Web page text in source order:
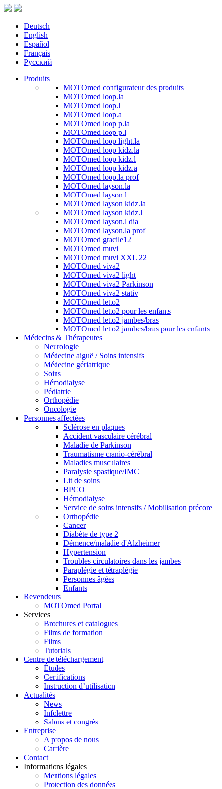
Deutsch
English
Español
Français
Русский
Produits
MOTOmed configurateur des produits
MOTOmed loop.la
MOTOmed loop.l
MOTOmed loop.a
MOTOmed loop p.la
MOTOmed loop p.l
MOTOmed loop light.la
MOTOmed loop kidz.la
MOTOmed loop kidz.l
MOTOmed loop kidz.a
MOTOmed loop.la prof
MOTOmed layson.la
MOTOmed layson.l
MOTOmed layson kidz.la
MOTOmed layson kidz.l
MOTOmed layson.l dia
MOTOmed layson.la prof
MOTOmed gracile12
MOTOmed muvi
MOTOmed muvi XXL 22
MOTOmed viva2
MOTOmed viva2 light
MOTOmed viva2 Parkinson
MOTOmed viva2 stativ
MOTOmed letto2
MOTOmed letto2 pour les enfants
MOTOmed letto2 jambes/bras
MOTOmed letto2 jambes/bras pour les enfants
Médecins & Thérapeutes
Neurologie
Médecine aiguë / Soins intensifs
Médecine gériatrique
Soins
Hémodialyse
Pédiatrie
Orthopédie
Oncologie
Personnes affectées
Sclérose en plaques
Accident vasculaire cérébral
Maladie de Parkinson
Traumatisme cranio-cérébral
Maladies musculaires
Paralysie spastique/IMC
Lit de soins
BPCO
Hémodialyse
Service de soins intensifs / Mobilisation précore
Orthopédie
Cancer
Diabète de type 2
Démence/maladie d'Alzheimer
Hypertension
Troubles circulatoires dans les jambes
Paraplégie et tétraplégie
Personnes âgées
Enfants
Revendeurs
MOTOmed Portal
Services
Brochures et catalogues
Films de formation
Films
Tutorials
Centre de téléchargement
Études
Certifications
Instruction d’utilisation
Actualités
News
Infolettre
Salons et congrès
Entreprise
A propos de nous
Carrière
Contact
Informations légales
Mentions légales
Protection des données